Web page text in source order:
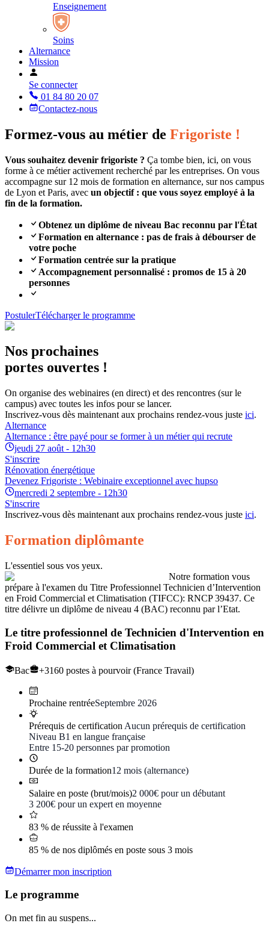
Enseignement
Soins
Alternance
Mission
Se connecter
01 84 80 20 07
Contactez-nous
Formez-vous au métier de Frigoriste !
Vous souhaitez devenir frigoriste ? Ça tombe bien, ici, on vous
forme à ce métier activement recherché par les entreprises. On vous
accompagne sur 12 mois de formation en alternance, sur nos campus
de Lyon et Paris, avec un objectif : que vous soyez employé à la
fin de la formation.
Obtenez un diplôme de niveau Bac reconnu par l'État
Formation en alternance : pas de frais à débourser de
votre poche
Formation centrée sur la pratique
Accompagnement personnalisé : promos de 15 à 20
personnes
PostulerTélécharger le programme
Nos prochaines
portes ouvertes !
On organise des webinaires (en direct) et des rencontres (sur le
campus) avec toutes les infos pour se lancer.
Inscrivez-vous dès maintenant aux prochains rendez-vous juste ici.
Alternance
Alternance : être payé pour se former à un métier qui recrute
jeudi 27 août - 12h30
S'inscrire
Rénovation énergétique
Devenez Frigoriste : Webinaire exceptionnel avec hupso
mercredi 2 septembre - 12h30
S'inscrire
Inscrivez-vous dès maintenant aux prochains rendez-vous juste ici.
Formation diplômante
L'essentiel sous vos yeux.
Notre formation vous
prépare à l'examen du Titre Professionnel Technicien d’Intervention
en Froid Commercial et Climatisation (TIFCC): RNCP 39437. Ce
titre délivre un diplôme de niveau 4 (BAC) reconnu par l’Etat.
Le titre professionnel de Technicien d'Intervention en
Froid Commercial et Climatisation
Bac +3160 postes à pourvoir (France Travail)
Prochaine rentréeSeptembre 2026
Prérequis de certification Aucun prérequis de certification
Niveau B1 en langue française
Entre 15-20 personnes par promotion
Durée de la formation12 mois (alternance)
Salaire en poste (brut/mois)2 000€ pour un débutant
3 200€ pour un expert en moyenne
83 % de réussite à l'examen
85 % de nos diplômés en poste sous 3 mois
Démarrer mon inscription
Le programme
On met fin au suspens...